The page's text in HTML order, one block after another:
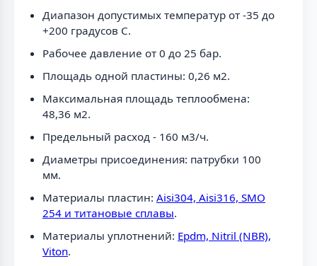
Диапазон допустимых температур от -35 до
+200 градусов C.
Рабочее давление от 0 до 25 бар.
Площадь одной пластины: 0,26 м2.
Максимальная площадь теплообмена:
48,36 м2.
Предельный расход - 160 м3/ч.
Диаметры присоединения: патрубки 100
мм.
Материалы пластин: Aisi304, Aisi316, SMO
254 и титановые сплавы.
Материалы уплотнений: Epdm, Nitril (NBR),
Viton.